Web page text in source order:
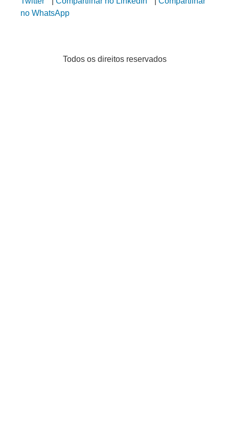
Twitter
| Compartilhar no LinkedIn | Compartilhar
no WhatsApp
Todos os direitos reservados